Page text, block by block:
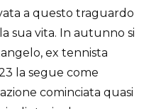
a questo traguardo
sua vita. In autunno si
ex tennista
la segue come
cominciata quasi